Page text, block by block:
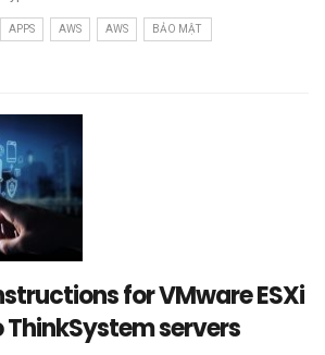
APPS AWS AWS BẢO MẬT
for VMware ESXi
ThinkSystem servers